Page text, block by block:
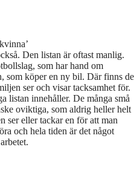
Den listan är oftast manlig.
som har hand om
som köper en ny bil. Där finns de
ser och visar tacksamhet för.
listan innehåller. De många små
oviktiga, som aldrig heller helt
ser eller tackar en för att man
och hela tiden är det något